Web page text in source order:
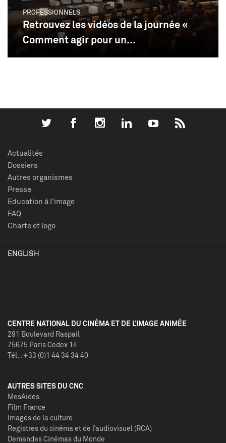
PROFESSIONNELS
Retrouvez les vidéos de la journée «
Comment agir pour un...
Actualités
Dossiers
Autres organismes
Presse
Education à l'image
FAQ
Charte et logo
ENGLISH
CENTRE NATIONAL DU CINÉMA ET DE L’IMAGE ANIMÉE
291 Boulevard Raspail
75675 Paris Cedex 14
Tél. : +33 (0)1 44 34 34 40
AUTRES SITES DU CNC
MesAides
Film France
Images de la culture
Registres du cinéma et de l’audiovisuel (RCA)
Demandes Cinémas du Monde